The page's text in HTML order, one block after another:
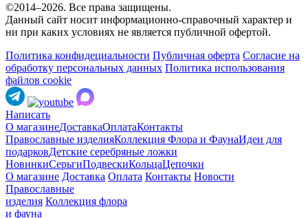
©2014–2026. Все права защищены.
Данный сайт носит информационно-справочный характер и
ни при каких условиях не является публичной офертой.
Политика конфидециальности Публичная оферта Согласие на
обработку персональных данных Политика использования
файлов cookie
Написать
О магазинеДоставкаОплатаКонтакты
Православные изделияКоллекция Флора и ФаунаИдеи для
подарковДетские серебряные ложки
НовинкиСерьгиПодвескиКольцаЦепочки
О магазине Доставка Оплата Контакты Новости
Православные
изделия Коллекция флора
и фауна